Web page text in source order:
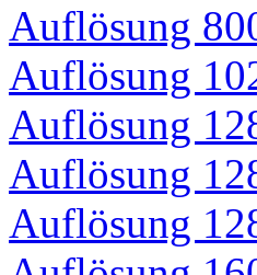
Auflösung
Auflösung
Auflösung
Auflösung
Auflösung